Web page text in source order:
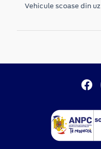
Vehicule scoase din uz